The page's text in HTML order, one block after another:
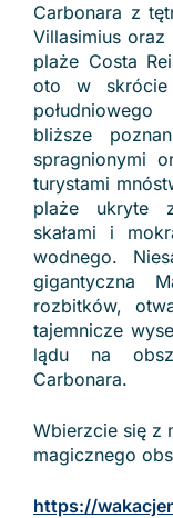
Carbonara z
Villasimius oraz
plaże Costa
oto w skrócie
bliższe
spragnionymi
turystami
plaże ukryte
skałami i
wodnego.
gigantyczna
rozbitków,
tajemnicze
lądu na
Carbonara.
Wbierzcie się z
magicznego
https://